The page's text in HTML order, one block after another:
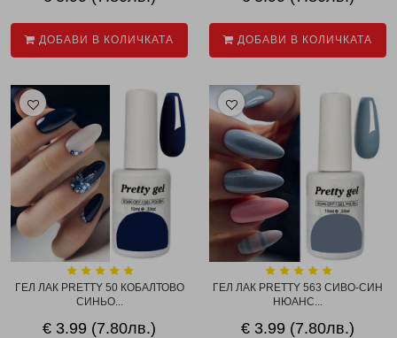
ДОБАВИ В КОЛИЧКАТА ДОБАВИ В КОЛИЧКАТА
ГЕЛ ЛАК PRETTY 50 КОБАЛТОВО
СИНЬО...
€ 3.99 (7.80лв.)
ГЕЛ ЛАК PRETTY 563 СИВО-СИН
НЮАНС...
€ 3.99 (7.80лв.)